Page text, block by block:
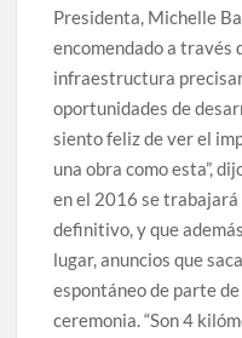
Presidenta, Michelle
encomendado a través
infraestructura
oportunidades de
siento feliz de ver el
una obra como esta”,
en el 2016 se
definitivo, y que
lugar, anuncios que
espontáneo de parte
ceremonia. “Son 4